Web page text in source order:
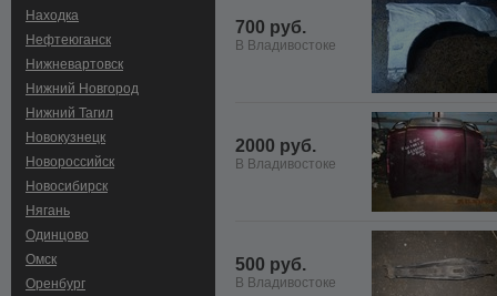
Находка
Нефтеюганск
Нижневартовск
Нижний Новгород
Нижний Тагил
Новокузнецк
Новороссийск
Новосибирск
Нягань
Одинцово
Омск
Оренбург
700 руб.
В Владивостоке
2000 руб.
В Владивостоке
500 руб.
В Владивостоке